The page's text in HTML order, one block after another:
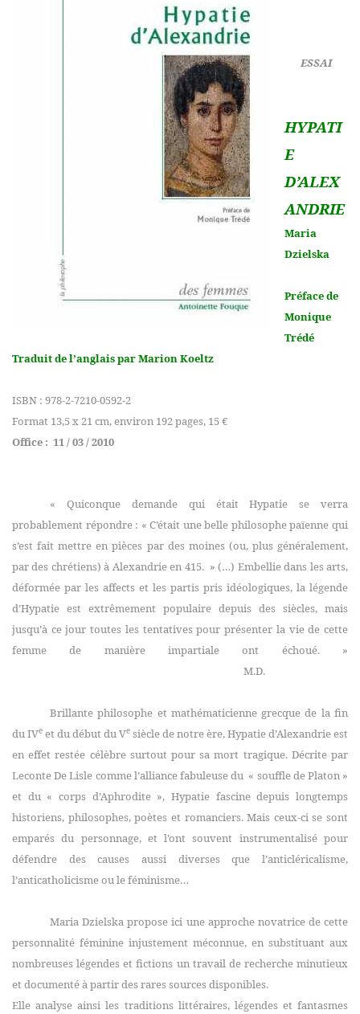
ESSAI
HYPATI
E
D’ALEX
ANDRIE
Maria
Dzielska
Préface de
Monique
Trédé
Traduit de l’anglais par Marion Koeltz
ISBN : 978-2-7210-0592-2
Format 13,5 x 21 cm, environ 192 pages, 15 €
Office : 11 / 03 / 2010
« Quiconque demande qui était Hypatie se verra
probablement répondre : « C’était une belle philosophe païenne qui
s’est fait mettre en pièces par des moines (ou, plus généralement,
par des chrétiens) à Alexandrie en 415. » (…) Embellie dans les arts,
déformée par les affects et les partis pris idéologiques, la légende
d’Hypatie est extrêmement populaire depuis des siècles, mais
jusqu’à ce jour toutes les tentatives pour présenter la vie de cette
femme de manière impartiale ont échoué. »
M.D.
Brillante philosophe et mathématicienne grecque de la fin
du IVe et du début du Ve siècle de notre ère, Hypatie d’Alexandrie est
en effet restée célèbre surtout pour sa mort tragique. Décrite par
Leconte De Lisle comme l’alliance fabuleuse du « souffle de Platon »
et du « corps d’Aphrodite », Hypatie fascine depuis longtemps
historiens, philosophes, poètes et romanciers. Mais ceux-ci se sont
emparés du personnage, et l’ont souvent instrumentalisé pour
défendre des causes aussi diverses que l’anticléricalisme,
l’anticatholicisme ou le féminisme…
Maria Dzielska propose ici une approche novatrice de cette
personnalité féminine injustement méconnue, en substituant aux
nombreuses légendes et fictions un travail de recherche minutieux
et documenté à partir des rares sources disponibles.
Elle analyse ainsi les traditions littéraires, légendes et fantasmes